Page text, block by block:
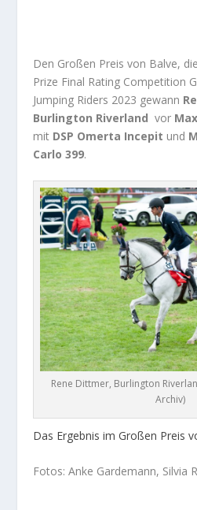
Den Großen Preis von Balve,
Prize Final Rating Competition
Jumping Riders 2023 gewann
Burlington Riverland vor
mit DSP Omerta Incepit und
Carlo 399.
Rene Dittmer, Burlington
Archiv)
Das Ergebnis im Großen Preis
Fotos: Anke Gardemann, Silvia